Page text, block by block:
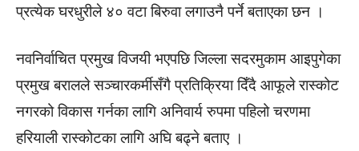
प्रत्येक घरधुरीले ४० वटा बिरुवा लगाउनै पर्ने बताएका छन ।
नवनिर्वाचित प्रमुख विजयी भएपछि जिल्ला सदरमुकाम आइपुगेका
प्रमुख बरालले सञ्चारकर्मीसँगै प्रतिक्रिया दिँदै आफूले रास्कोट
नगरको विकास गर्नका लागि अनिवार्य रुपमा पहिलो चरणमा
हरियाली रास्कोटका लागि अघि बढ्ने बताए ।